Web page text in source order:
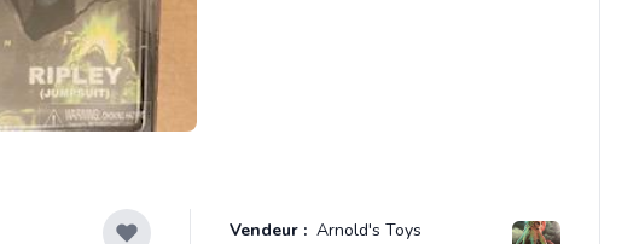
Vendeur : Arnold's Toys